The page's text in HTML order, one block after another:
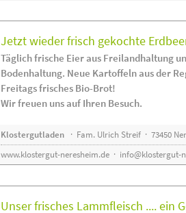
Jetzt wieder frisch gekochte
Täglich frische Eier aus Freilandhaltung
Bodenhaltung. Neue Kartoffeln aus der
Freitags frisches Bio-Brot!
Wir freuen uns auf Ihren Besuch.
Klostergutladen · Fam. Ulrich Streif · 73450
www.klostergut-neresheim.de· info@klostergut-
Unser frisches Lammfleisch .... ein